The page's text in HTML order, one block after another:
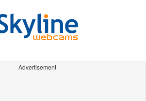
Advertisement